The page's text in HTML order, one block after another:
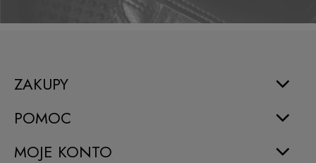
ZAKUPY
POMOC
MOJE KONTO